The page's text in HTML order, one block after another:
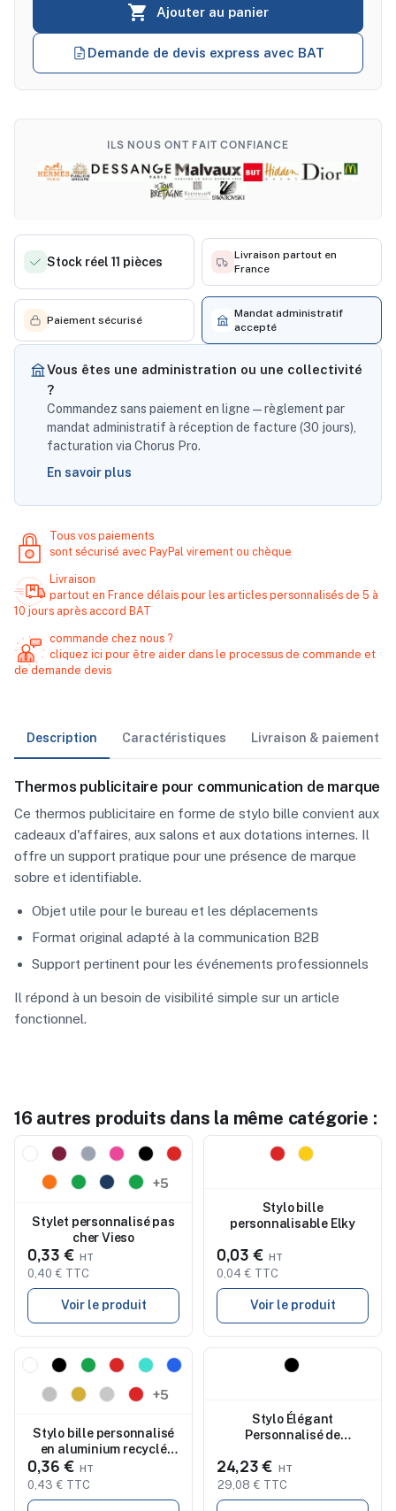
 Ajouter au panier
Demande de devis express avec BAT
ILS NOUS ONT FAIT CONFIANCE
Stock réel 11 pièces
Livraison partout en
France
Paiement sécurisé
Mandat administratif
accepté
Vous êtes une administration ou une collectivité
?
Commandez sans paiement en ligne — règlement par
mandat administratif à réception de facture (30 jours),
facturation via Chorus Pro.
En savoir plus
Tous vos paiements
sont sécurisé avec PayPal virement ou chèque
Livraison
partout en France délais pour les articles personnalisés de 5 à
10 jours après accord BAT
commande chez nous ?
cliquez ici pour être aider dans le processus de commande et
de demande devis
Description Caractéristiques Livraison & paiement
Thermos publicitaire pour communication de marque
Ce thermos publicitaire en forme de stylo bille convient aux
cadeaux d'affaires, aux salons et aux dotations internes. Il
offre un support pratique pour une présence de marque
sobre et identifiable.
Objet utile pour le bureau et les déplacements
Format original adapté à la communication B2B
Support pertinent pour les événements professionnels
Il répond à un besoin de visibilité simple sur un article
fonctionnel.
16 autres produits dans la même catégorie :
Nouveau
+5
Stylet personnalisé pas
cher Vieso
0,33 €
0,40 € TTC
Voir le produit
Stylo bille
personnalisable Elky
0,03 €
0,04 € TTC
Voir le produit
Nouveau
+5
Stylo bille personnalisé
en aluminium recyclé
DANA
0,36 €
0,43 € TTC
Stylo Élégant
Personnalisé de
Achromatic
24,23 €
29,08 € TTC